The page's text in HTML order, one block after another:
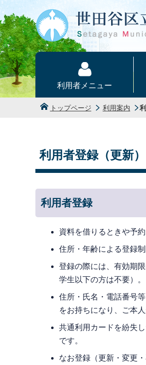
本文へ
利用者メニュー
トップページ 利用案内
利用者登録（更新）
利用者登録
資料を借りるときや予
住所・年齢による登録
登録の際には、有効期
学生以下の方は不要）。
住所・氏名・電話番号
をお持ちになり、ご本
共通利用カードを紛失
です。
なお登録（更新・変更